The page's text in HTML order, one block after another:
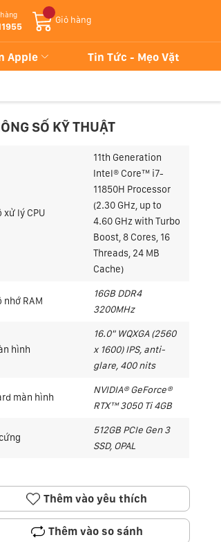
Giỏ hàng
Apple Tin Tức - Mẹo Vặt
SỐ KỸ THUẬT
xử lý CPU
11th Generation
Intel® Core™ i7-
11850H Processor
(2.30 GHz, up to
4.60 GHz with Turbo
Boost, 8 Cores, 16
Threads, 24 MB
Cache)
nhớ RAM
16GB DDR4
3200MHz
hình
16.0" WQXGA (2560
x 1600) IPS, anti-
glare, 400 nits
màn hình
NVIDIA® GeForce®
RTX™ 3050 Ti 4GB
512GB PCIe Gen 3
SSD, OPAL
Thêm vào yêu thích
Thêm vào so sánh